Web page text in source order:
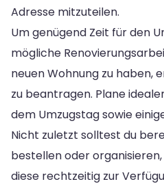
Adresse mitzuteilen.
Um genügend Zeit für den
mögliche
neuen Wohnung zu haben,
zu beantragen. Plane
dem Umzugstag sowie
Nicht zuletzt solltest du
bestellen oder
diese rechtzeitig zur